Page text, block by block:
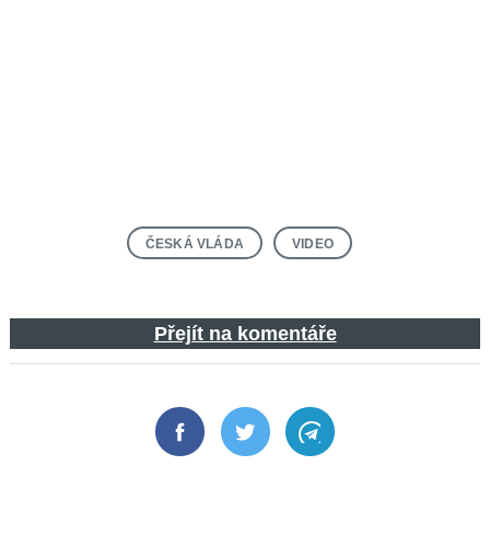
ČESKÁ VLÁDA VIDEO
Přejít na komentáře
FacebookTwitter Telegram